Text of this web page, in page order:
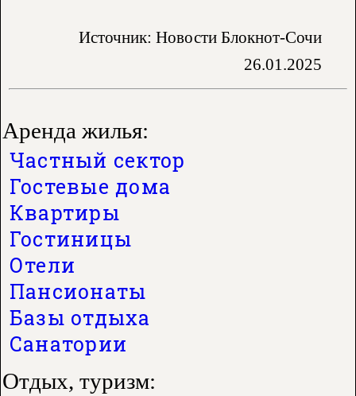
Аренда жилья:
Частный сектор
Гостевые дома
Квартиры
Гостиницы
Отели
Пансионаты
Базы отдыха
Санатории
Отдых, туризм:
Источник: Новости Блокнот-Сочи
26.01.2025